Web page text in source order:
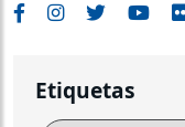
Etiquetas